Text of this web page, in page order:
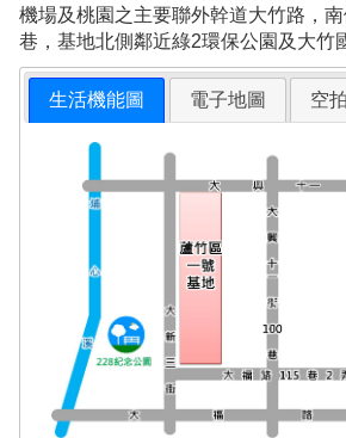
機場及桃園之主要聯外幹道大竹路，
巷，基地北側鄰近綠2環保公園及大竹
生活機能圖 電子地圖 空